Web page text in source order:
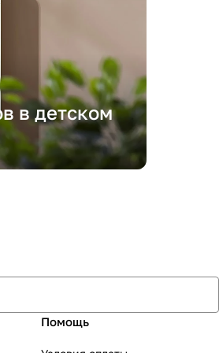
в детском
Помощь